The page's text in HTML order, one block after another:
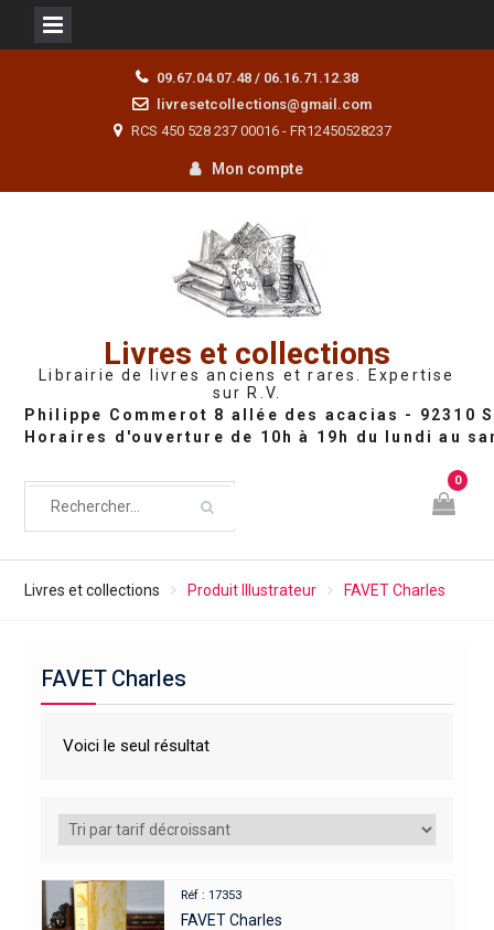
09.67.04.07.48 / 06.16.71.12.38
livresetcollections@gmail.com
RCS 450 528 237 00016 - FR12450528237
Mon compte
Livres et collections
Librairie de livres anciens et rares. Expertise
sur R.V.
0
Livres et collections Produit Illustrateur FAVET Charles
FAVET Charles
Voici le seul résultat
Réf : 17353
FAVET Charles